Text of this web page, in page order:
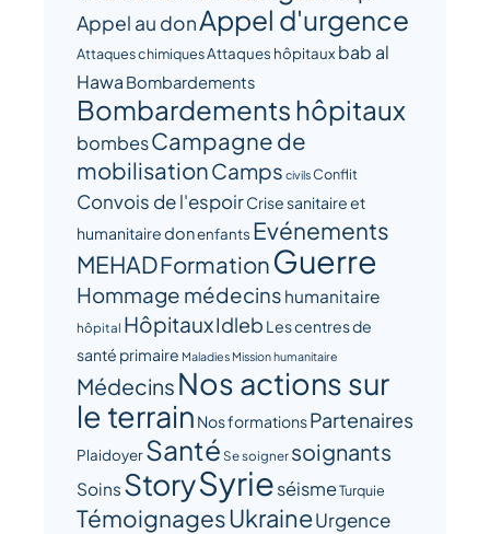
Appel au donAppel d'urgence
Attaques chimiquesAttaques hôpitaux bab al
Hawa Bombardements
Bombardements hôpitaux
bombesCampagne de
mobilisationCamps civilsConflit
Convois de l'espoirCrise sanitaire et
humanitairedonenfants Evénements
MEHADFormationGuerre
Hommage médecins humanitaire
hôpital HôpitauxIdleb Les centres de
santé primaire Maladies Mission humanitaire
Médecins Nos actions sur
le terrain Nos formationsPartenaires
PlaidoyerSanté Se soigner soignants
Soins StorySyrieséismeTurquie
TémoignagesUkraineUrgence